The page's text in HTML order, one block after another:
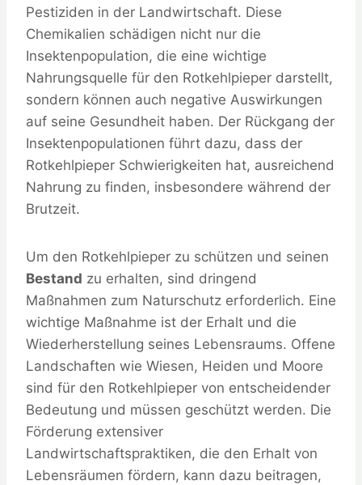
Pestiziden in der Landwirtschaft. Diese
Chemikalien schädigen nicht nur die
Insektenpopulation, die eine wichtige
Nahrungsquelle für den Rotkehlpieper darstellt,
sondern können auch negative Auswirkungen
auf seine Gesundheit haben. Der Rückgang der
Insektenpopulationen führt dazu, dass der
Rotkehlpieper Schwierigkeiten hat, ausreichend
Nahrung zu finden, insbesondere während der
Brutzeit.
Um den Rotkehlpieper zu schützen und seinen
Bestand zu erhalten, sind dringend
Maßnahmen zum Naturschutz erforderlich. Eine
wichtige Maßnahme ist der Erhalt und die
Wiederherstellung seines Lebensraums. Offene
Landschaften wie Wiesen, Heiden und Moore
sind für den Rotkehlpieper von entscheidender
Bedeutung und müssen geschützt werden. Die
Förderung extensiver
Landwirtschaftspraktiken, die den Erhalt von
Lebensräumen fördern, kann dazu beitragen,